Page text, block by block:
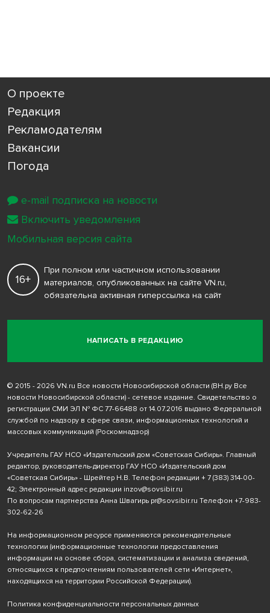
О проекте
Редакция
Рекламодателям
Вакансии
Погода
НАПИСАТЬ В РЕДАКЦИЮ
16+
При полном или частичном использовании
материалов, опубликованных на сайте VN.ru,
обязательна активная гиперссылка на сайт
© 2015 - 2026 VN.ru Все новости Новосибирской области (ВН.ру Все
новости Новосибирской области) - сетевое издание. Свидетельство о
регистрации СМИ ЭЛ № ФС 77-66488 от 14.07.2016 выдано Федеральной
службой по надзору в сфере связи, информационных технологий и
массовых коммуникаций (Роскомнадзор)
Учредитель ГАУ НСО «Издательский дом «Советская Сибирь». Главный
редактор, руководитель-директор ГАУ НСО «Издательский дом
«Советская Сибирь» - Шрейтер Н.В. Телефон редакции + 7 (383) 314-00-
42; Электронный адрес редакции inzov@sovsibir.ru
По вопросам партнерства Анна Швагирь pr@sovsibir.ru Телефон +7-983-
302-62-26
На информационном ресурсе применяются рекомендательные
технологии (информационные технологии предоставления
информации на основе сбора, систематизации и анализа сведений,
относящихся к предпочтениям пользователей сети «Интернет»,
находящихся на территории Российской Федерации).
Политика конфиденциальности персональных данных
e-mail подписка на новости
Включить уведомления
Мобильная версия сайта